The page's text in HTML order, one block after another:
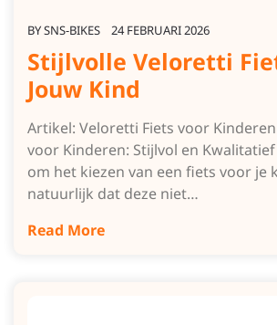
BYSNS-BIKES 24 FEBRUARI 2026
Stijlvolle Veloretti
Jouw Kind
Artikel: Veloretti Fiets voor
voor Kinderen: Stijlvol en
om het kiezen van een fiets voor je
natuurlijk dat deze niet…
Read More